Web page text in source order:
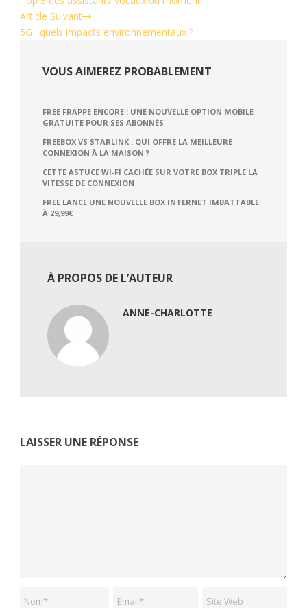
Article Suivant
5G : quels impacts environnementaux ?
VOUS AIMEREZ PROBABLEMENT
FREE FRAPPE ENCORE : UNE NOUVELLE OPTION MOBILE
GRATUITE POUR SES ABONNÉS
FREEBOX VS STARLINK : QUI OFFRE LA MEILLEURE
CONNEXION À LA MAISON ?
CETTE ASTUCE WI-FI CACHÉE SUR VOTRE BOX TRIPLE LA
VITESSE DE CONNEXION
FREE LANCE UNE NOUVELLE BOX INTERNET IMBATTABLE
À 29,99€
À PROPOS DE L’AUTEUR
ANNE-CHARLOTTE
LAISSER UNE RÉPONSE